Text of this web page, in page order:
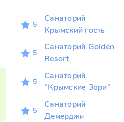
5
Санаторий
Крымский гость
5
Санаторий Golden
Resort
5
Санаторий
"Крымские Зори"
5
Санаторий
Демерджи